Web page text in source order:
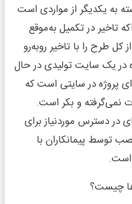
به یکدیگر از مواردی است
تاخیر در تکمیل به‌‌موقع
کل طرح را با تاخیر روبه‌‌رو
در یک سایت تولیدی در حال
پروژه در سایتی است که
نمی‌‌گرفته و بکر است.
دسترس موردنیاز برای
توسط پیمانکاران با
است.
چیست؟